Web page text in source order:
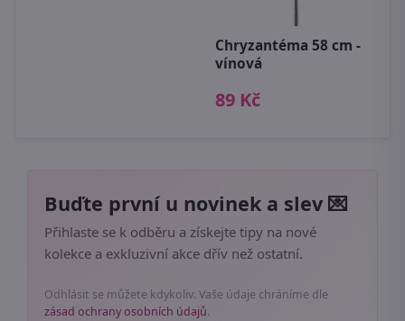
Chryzantéma 58 cm -
vínová
89 Kč
Buďte první u novinek a slev 💌
Přihlaste se k odběru a získejte tipy na nové
kolekce a exkluzivní akce dřív než ostatní.
Odhlásit se můžete kdykoliv. Vaše údaje chráníme dle
zásad ochrany osobních údajů.